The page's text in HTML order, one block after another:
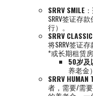
SRRV SMILE
SRRV签证存
行）。
SRRV CLASSIC
将SRRV签证
*或长期租赁
50岁及
养老金
SRRV HUMAN
者，需要/需